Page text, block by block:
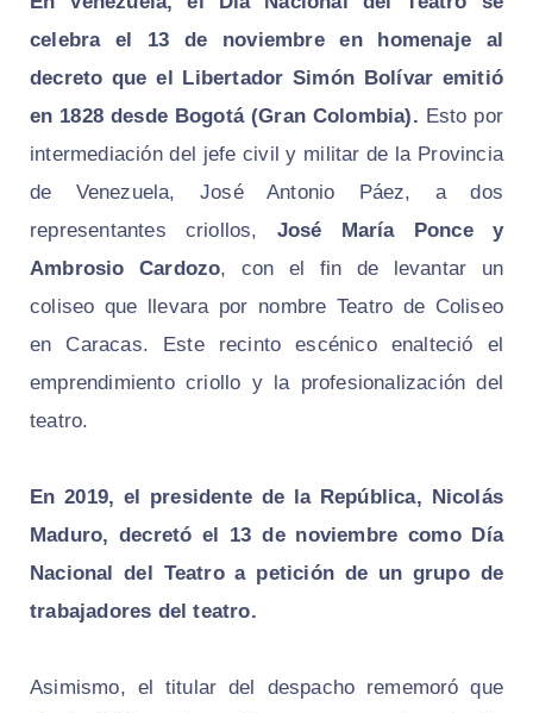
celebra el 13 de noviembre en homenaje al
decreto que el Libertador Simón Bolívar emitió
en 1828 desde Bogotá (Gran Colombia). Esto por
intermediación del jefe civil y militar de la Provincia
de Venezuela, José Antonio Páez, a dos
representantes criollos, José María Ponce y
Ambrosio Cardozo, con el fin de levantar un
coliseo que llevara por nombre Teatro de Coliseo
en Caracas. Este recinto escénico enalteció el
emprendimiento criollo y la profesionalización del
teatro.
En 2019, el presidente de la República, Nicolás
Maduro, decretó el 13 de noviembre como Día
Nacional del Teatro a petición de un grupo de
trabajadores del teatro.
Asimismo, el titular del despacho rememoró que